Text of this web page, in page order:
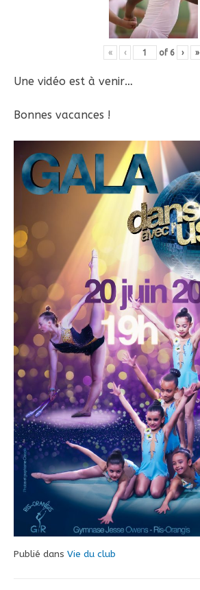
« ‹ of 6 › »
Une vidéo est à venir…
Bonnes vacances !
Publié dans Vie du club